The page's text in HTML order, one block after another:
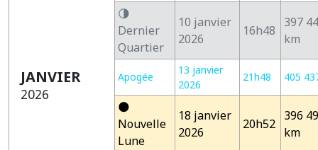
JANVIER
2026
🌗
Dernier
Quartier
10 janvier
2026
16h48
397
km
Apogée
13 janvier
2026
21h48 405
🌑
Nouvelle
Lune
18 janvier
2026
20h52
396
km